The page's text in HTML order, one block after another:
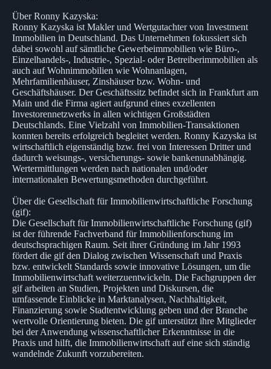
Über Ronny Kazyska:
Ronny Kazyska ist Makler und Wertgutachter von Investment
Immobilien in Deutschland. Das Unternehmen fokussiert sich
dabei sowohl auf sämtliche Gewerbeimmobilien wie Büro-,
Einzelhandels-, Industrie-, Spezial- oder Betreiberimmobilien als
auch auf Wohnimmobilien wie Wohnanlagen,
Mehrfamilienhäuser, Zinshäuser bzw. Wohn- und
Geschäftshäuser. Der Geschäftssitz befindet sich in Frankfurt am
Main und die Firma agiert aufgrund eines exzellenten
Investorennetzwerks in allen wichtigen Großstädten
Deutschlands. Eine Vielzahl von Immobilien-Transaktionen
konnten bereits erfolgreich begleitet werden. Ronny Kazyska ist
wirtschaftlich eigenständig bzw. frei von Interessen Dritter und
dadurch weisungs-, versicherungs- sowie bankenunabhängig.
Wertermittlungen werden nach nationalen und/oder
internationalen Bewertungsmethoden durchgeführt.
Über die Gesellschaft für Immobilienwirtschaftliche Forschung
(gif):
Die Gesellschaft für Immobilienwirtschaftliche Forschung (gif)
ist der führende Fachverband für Immobilienforschung im
deutschsprachigen Raum. Seit ihrer Gründung im Jahr 1993
fördert die gif den Dialog zwischen Wissenschaft und Praxis
bzw. entwickelt Standards sowie innovative Lösungen, um die
Immobilienwirtschaft weiterzuentwickeln. Die Fachgruppen der
gif arbeiten an Studien, Projekten und Diskursen, die
umfassende Einblicke in Marktanalysen, Nachhaltigkeit,
Finanzierung sowie Stadtentwicklung geben und der Branche
wertvolle Orientierung bieten. Die gif unterstützt ihre Mitglieder
bei der Anwendung wissenschaftlicher Erkenntnisse in die
Praxis und hilft, die Immobilienwirtschaft auf eine sich ständig
wandelnde Zukunft vorzubereiten.